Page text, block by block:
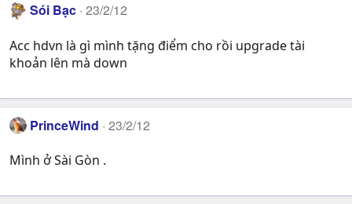
Sói Bạc 23/2/12
Acc hdvn là gì mình tặng điểm cho rồi upgrade tài
khoản lên mà down
PrinceWind 23/2/12
Mình ở Sài Gòn .